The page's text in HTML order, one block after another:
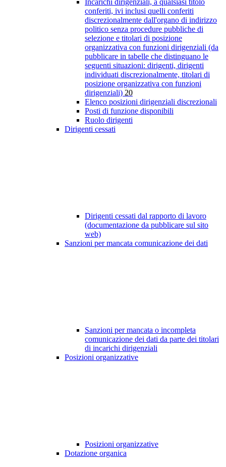
Incarichi dirigenziali, a qualsiasi titolo
conferiti, ivi inclusi quelli conferiti
discrezionalmente dall'organo di indirizzo
politico senza procedure pubbliche di
selezione e titolari di posizione
organizzativa con funzioni dirigenziali (da
pubblicare in tabelle che distinguano le
seguenti situazioni: dirigenti, dirigenti
individuati discrezionalmente, titolari di
posizione organizzativa con funzioni
dirigenziali) 20
Elenco posizioni dirigenziali discrezionali
Posti di funzione disponibili
Ruolo dirigenti
Dirigenti cessati
Dirigenti cessati dal rapporto di lavoro
(documentazione da pubblicare sul sito
web)
Sanzioni per mancata comunicazione dei dati
Sanzioni per mancata o incompleta
comunicazione dei dati da parte dei titolari
di incarichi dirigenziali
Posizioni organizzative
Posizioni organizzative
Dotazione organica